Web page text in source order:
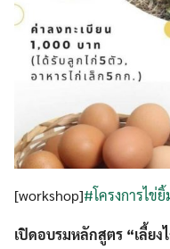
[workshop]​#โครงการไข่ยิ้
เปิดอบรมหลักสูตร “เลี้ยง